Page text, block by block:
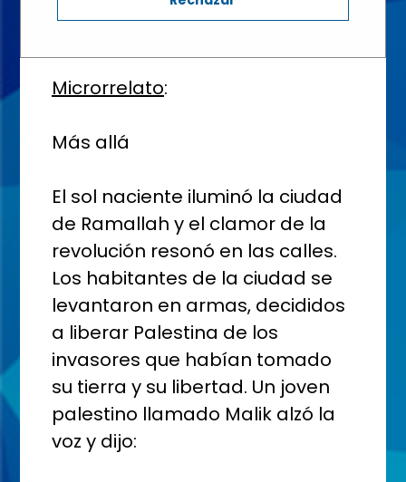
Microrrelato:
Más allá
El sol naciente iluminó la ciudad
de Ramallah y el clamor de la
revolución resonó en las calles.
Los habitantes de la ciudad se
levantaron en armas, decididos
a liberar Palestina de los
invasores que habían tomado
su tierra y su libertad. Un joven
palestino llamado Malik alzó la
voz y dijo: